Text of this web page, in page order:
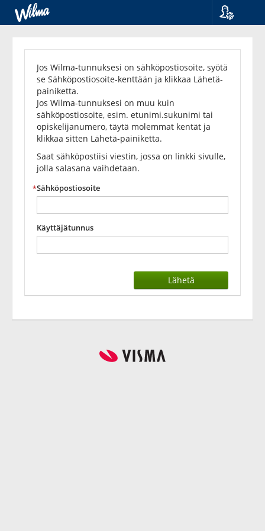
English
Unohditko
salasanasi?
Jos Wilma-tunnuksesi on sähköpostiosoite, syötä
se Sähköpostiosoite-kenttään ja klikkaa Lähetä-
painiketta.
Jos Wilma-tunnuksesi on muu kuin
sähköpostiosoite, esim. etunimi.sukunimi tai
opiskelijanumero, täytä molemmat kentät ja
klikkaa sitten Lähetä-painiketta.
Saat sähköpostiisi viestin, jossa on linkki sivulle,
jolla salasana vaihdetaan.
Sähköpostiosoite
Käyttäjätunnus